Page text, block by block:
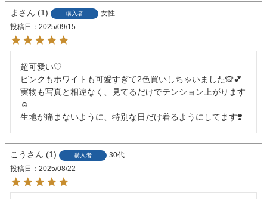
ま 1 購入者
女性
投稿日
2025/09/15
超可愛い♡
ピンクもホワイトも可愛すぎて2色買いしちゃいました🙊💕
実物も写真と相違なく、見てるだけでテンション上がります
☺️
生地が痛まないように、特別な日だけ着るようにしてます❣️
こう 1 購入者
30代
投稿日
2025/08/22